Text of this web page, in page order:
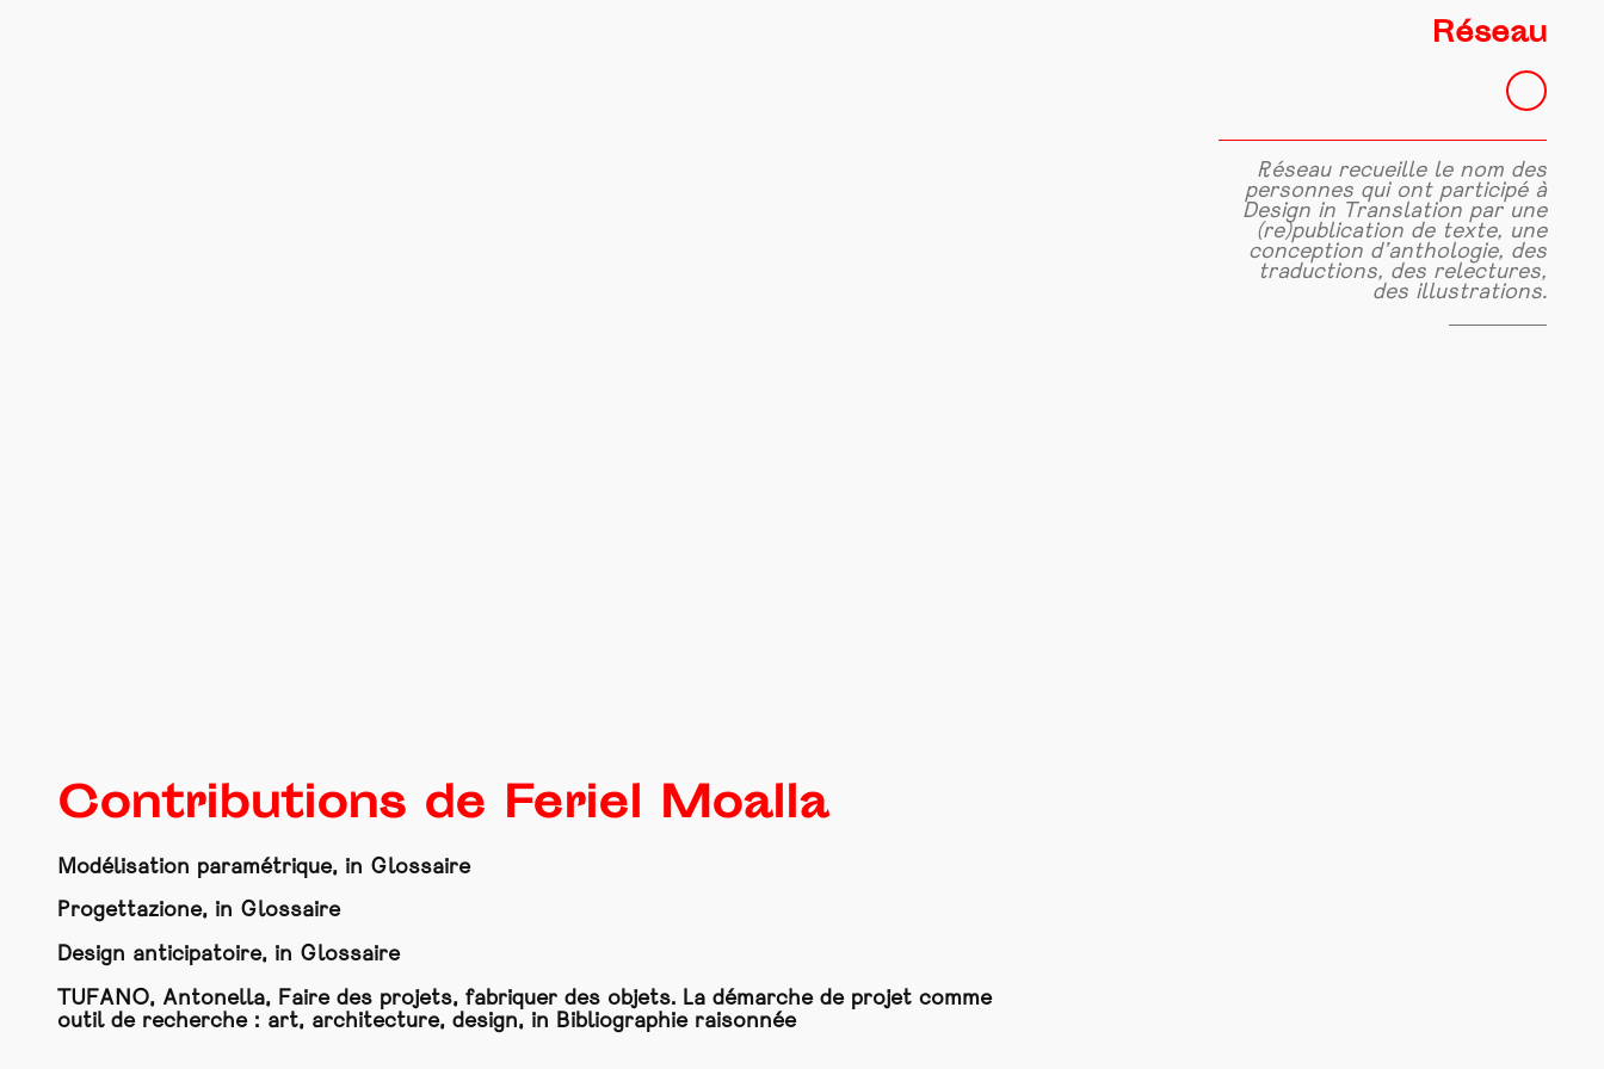
Contributions de Feriel Moalla
Modélisation paramétrique, in Glossaire
Progettazione, in Glossaire
Design anticipatoire, in Glossaire
TUFANO, Antonella, Faire des projets, fabriquer des objets. La démarche de projet comme
outil de recherche : art, architecture, design, in Bibliographie raisonnée
Réseau
Réseau recueille le nom des
personnes qui ont participé à
Design in Translation par une
(re)publication de texte, une
conception d’anthologie, des
traductions, des relectures,
des illustrations.